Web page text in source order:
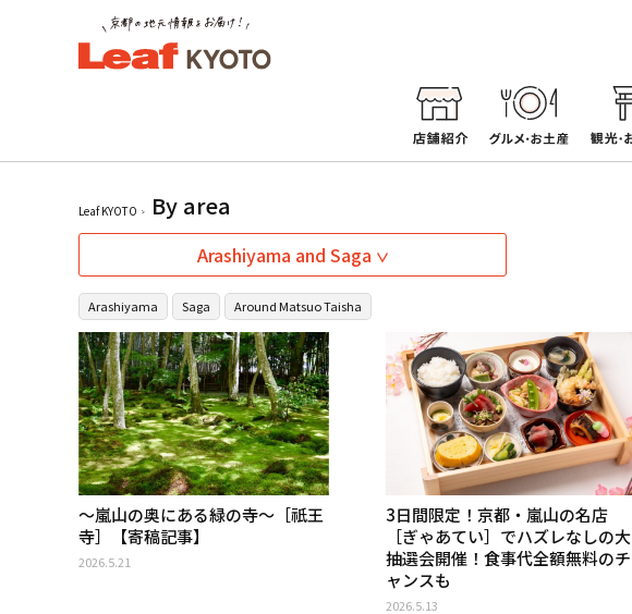
Leaf KYOTO By area
Arashiyama and Saga
Arashiyama Saga Around Matsuo Taisha
〜嵐山の奥にある緑の寺〜［祇王
寺］【寄稿記事】
2026.5.21
3日間限定！京都・嵐山の名店
［ぎゃあてい］でハズレなしの大
抽選会開催！食事代全額無料のチ
ャンスも
2026.5.13